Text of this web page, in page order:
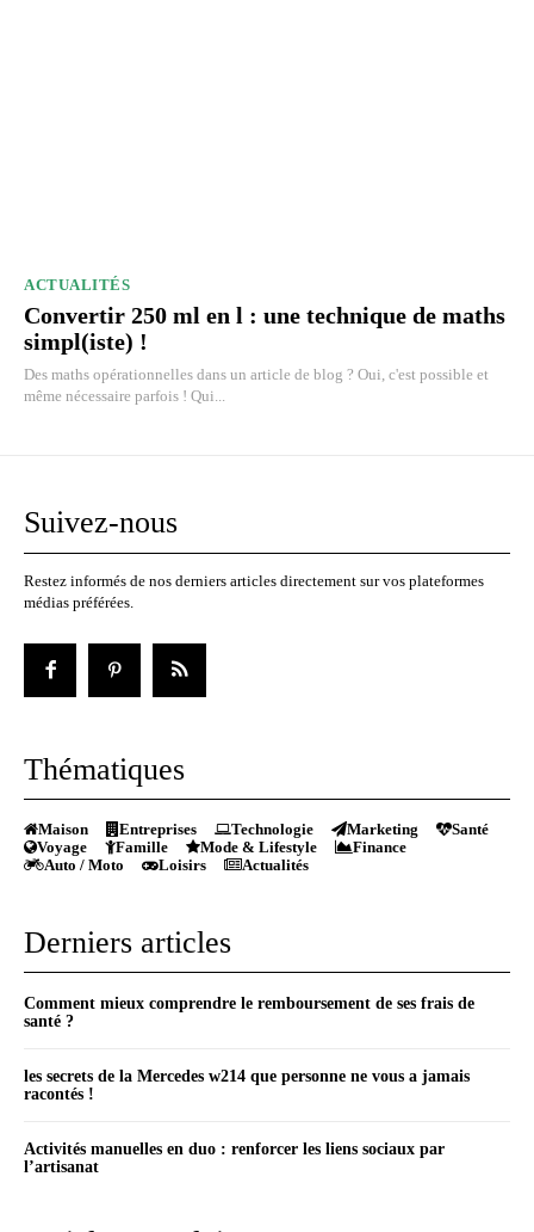
ACTUALITÉS
Convertir 250 ml en l : une technique de maths
simpl(iste) !
Des maths opérationnelles dans un article de blog ? Oui, c'est possible et
même nécessaire parfois ! Qui...
Suivez-nous
Restez informés de nos derniers articles directement sur vos plateformes
médias préférées.
Thématiques
Maison Entreprises Technologie Marketing
Santé
Voyage
Famille Mode & Lifestyle
Finance
Auto / Moto
Loisirs Actualités
Derniers articles
Comment mieux comprendre le remboursement de ses frais de
santé ?
les secrets de la Mercedes w214 que personne ne vous a jamais
racontés !
Activités manuelles en duo : renforcer les liens sociaux par
l’artisanat